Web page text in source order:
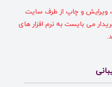
ویرایش و چاپ از طرف سایت
می بایست به نرم افزار های